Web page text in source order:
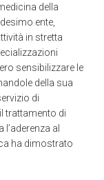
della
ente,
in stretta
sensibilizzare le
della sua
di
trattamento di
al
ha dimostrato